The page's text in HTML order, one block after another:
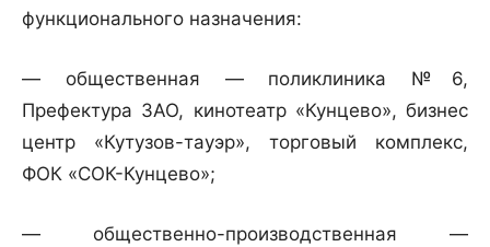
функционального назначения:
— общественная — поликлиника №6,
Префектура ЗАО, кинотеатр «Кунцево», бизнес
центр «Кутузов-тауэр», торговый комплекс,
ФОК «СОК-Кунцево»;
— общественно-производственная —